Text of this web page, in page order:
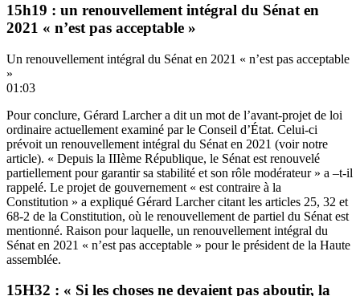
15h19 : un renouvellement intégral du Sénat en
2021 « n’est pas acceptable »
Un renouvellement intégral du Sénat en 2021 « n’est pas acceptable
»
01:03
Pour conclure, Gérard Larcher a dit un mot de l’avant-projet de loi
ordinaire actuellement examiné par le Conseil d’État. Celui-ci
prévoit un renouvellement intégral du Sénat en 2021 (voir notre
article). « Depuis la IIIème République, le Sénat est renouvelé
partiellement pour garantir sa stabilité et son rôle modérateur » a –t-il
rappelé. Le projet de gouvernement « est contraire à la
Constitution » a expliqué Gérard Larcher citant les articles 25, 32 et
68-2 de la Constitution, où le renouvellement de partiel du Sénat est
mentionné. Raison pour laquelle, un renouvellement intégral du
Sénat en 2021 « n’est pas acceptable » pour le président de la Haute
assemblée.
15H32 : « Si les choses ne devaient pas aboutir, la